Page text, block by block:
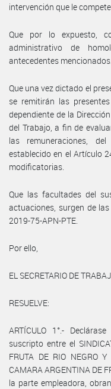
intervención que le compete.
Que por lo expuesto,
administrativo de
antecedentes mencionados.
Que una vez dictado el
se remitirán las
dependiente de la
del Trabajo, a fin de
las remuneraciones,
establecido en el Artículo
modificatorias.
Que las facultades del
actuaciones, surgen de
2019-75-APN-PTE.
Por ello,
EL SECRETARIO DE
RESUELVE:
ARTÍCULO 1°.-
suscripto entre el
FRUTA DE RIO NEGRO
CAMARA ARGENTINA DE
la parte empleadora,